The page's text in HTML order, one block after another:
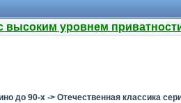
высоким уровнем
до 90-х-> Отечественная классика